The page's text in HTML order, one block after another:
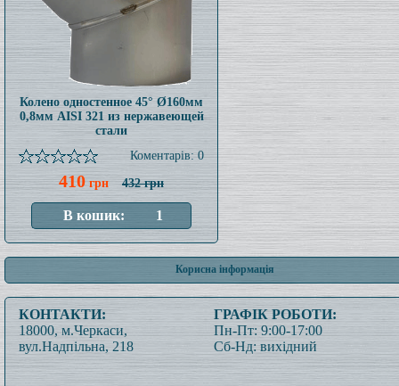
Колено одностенное 45° Ø160мм
0,8мм AISI 321 из нержавеющей
стали
Коментарів: 0
410 грн 432 грн
Корисна інформація
КОНТАКТИ:
18000, м.Черкаси,
вул.Надпільна, 218
ГРАФІК РОБОТИ:
Пн-Пт: 9:00-17:00
Сб-Нд: вихідний